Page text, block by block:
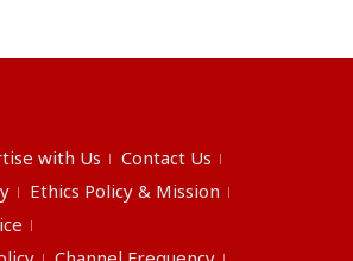
with Us
Contact Us
Ethics Policy & Mission